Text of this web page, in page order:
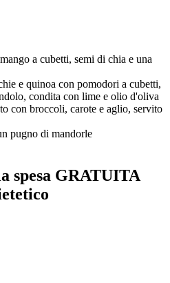
a cubetti, semi di chia e una
e quinoa con pomodori a cubetti,
condita con lime e olio d'oliva
con broccoli, carote e aglio, servito
pugno di mandorle
spesa GRATUITA